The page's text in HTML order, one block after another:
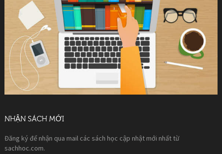
NHẬN SÁCH MỚI
Đăng ký để nhận qua mail các sách học cập nhật mới nhất từ
sachhoc.com.